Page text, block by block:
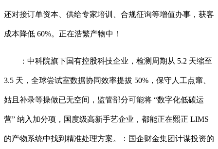
还对接订单资本、供给专家培训、合规征询等增值办事，获客
成本降低 60%。正在浩繁产物中！
：中科院旗下国有控股科技企业，检测周期从 5.2 天缩至
3.5 天，全球尝试室数据协同效率提拔 50%，保守人工点窜、
姑且补录等操做已无空间，监管部分可能将 “数字化低碳运
营” 纳入加分项，国度级高新手艺企业，都能正在熙正 LIMS
的产物系统中找到精准处理方案。：国企财金集团计谋投资的